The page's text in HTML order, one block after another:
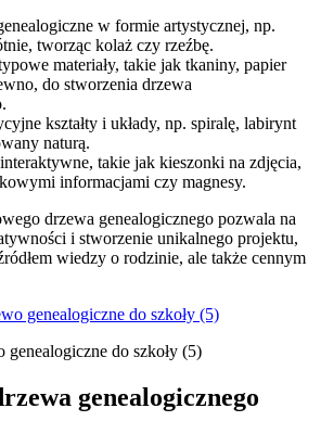
w formie artystycznej, np.
tworząc kolaż czy rzeźbę.
materiały, takie jak tkaniny, papier
do stworzenia drzewa
kształty i układy, np. spiralę, labirynt
naturą.
takie jak kieszonki na zdjęcia,
informacjami czy magnesy.
drzewa genealogicznego pozwala na
i stworzenie unikalnego projektu,
wiedzy o rodzinie, ale także cennym
do szkoły (5)
genealogicznego